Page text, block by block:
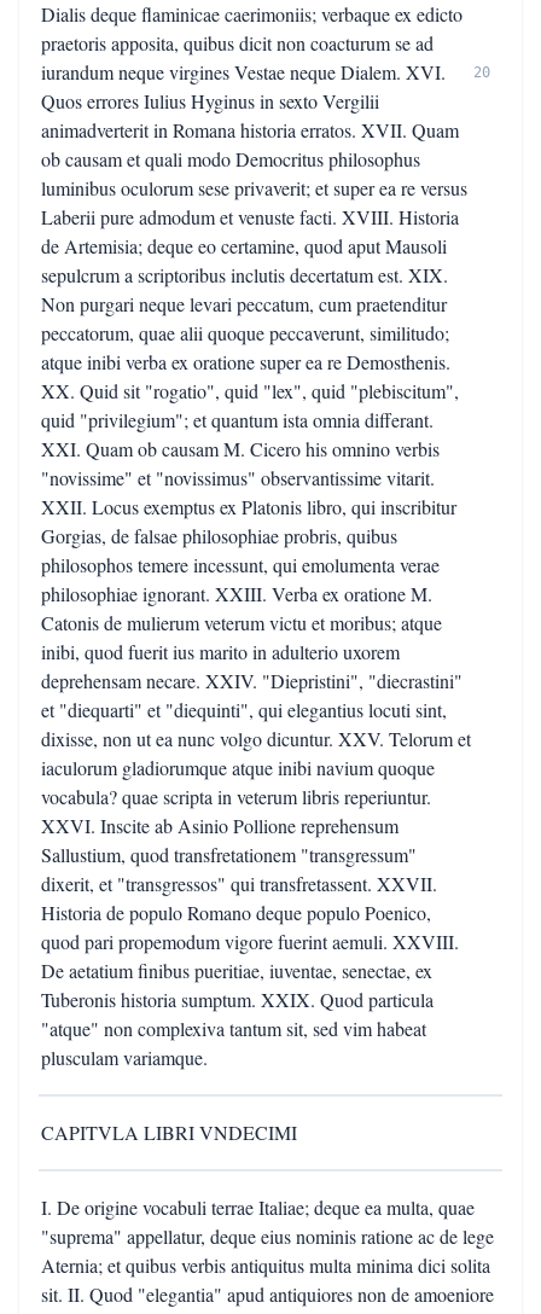
Dialis deque flaminicae caerimoniis; verbaque ex edicto
praetoris apposita, quibus dicit non coacturum se ad
iurandum neque virgines Vestae neque Dialem. XVI.
Quos errores Iulius Hyginus in sexto Vergilii
animadverterit in Romana historia erratos. XVII. Quam
ob causam et quali modo Democritus philosophus
luminibus oculorum sese privaverit; et super ea re versus
Laberii pure admodum et venuste facti. XVIII. Historia
de Artemisia; deque eo certamine, quod aput Mausoli
sepulcrum a scriptoribus inclutis decertatum est. XIX.
Non purgari neque levari peccatum, cum praetenditur
peccatorum, quae alii quoque peccaverunt, similitudo;
atque inibi verba ex oratione super ea re Demosthenis.
XX. Quid sit "rogatio", quid "lex", quid "plebiscitum",
quid "privilegium"; et quantum ista omnia differant.
XXI. Quam ob causam M. Cicero his omnino verbis
"novissime" et "novissimus" observantissime vitarit.
XXII. Locus exemptus ex Platonis libro, qui inscribitur
Gorgias, de falsae philosophiae probris, quibus
philosophos temere incessunt, qui emolumenta verae
philosophiae ignorant. XXIII. Verba ex oratione M.
Catonis de mulierum veterum victu et moribus; atque
inibi, quod fuerit ius marito in adulterio uxorem
deprehensam necare. XXIV. "Diepristini", "diecrastini"
et "diequarti" et "diequinti", qui elegantius locuti sint,
dixisse, non ut ea nunc volgo dicuntur. XXV. Telorum et
iaculorum gladiorumque atque inibi navium quoque
vocabula? quae scripta in veterum libris reperiuntur.
XXVI. Inscite ab Asinio Pollione reprehensum
Sallustium, quod transfretationem "transgressum"
dixerit, et "transgressos" qui transfretassent. XXVII.
Historia de populo Romano deque populo Poenico,
quod pari propemodum vigore fuerint aemuli. XXVIII.
De aetatium finibus pueritiae, iuventae, senectae, ex
Tuberonis historia sumptum. XXIX. Quod particula
"atque" non complexiva tantum sit, sed vim habeat
plusculam variamque.
20
CAPITVLA LIBRI VNDECIMI
I. De origine vocabuli terrae Italiae; deque ea multa, quae
"suprema" appellatur, deque eius nominis ratione ac de lege
Aternia; et quibus verbis antiquitus multa minima dici solita
sit. II. Quod "elegantia" apud antiquiores non de amoeniore